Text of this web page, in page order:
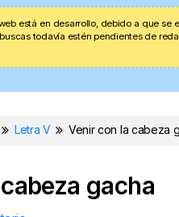
está en desarrollo, debido a que
todavía estén pendientes de
Letra V Venir con la cabeza
gacha